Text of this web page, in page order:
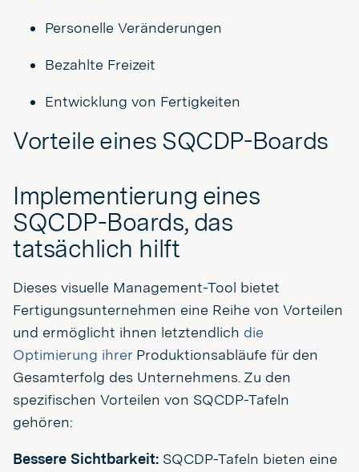
Personelle Veränderungen
Bezahlte Freizeit
Entwicklung von Fertigkeiten
Vorteile eines SQCDP-Boards
Implementierung eines
SQCDP-Boards, das
tatsächlich hilft
Dieses visuelle Management-Tool bietet
Fertigungsunternehmen eine Reihe von Vorteilen
und ermöglicht ihnen letztendlich die
Optimierung ihrer Produktionsabläufe für den
Gesamterfolg des Unternehmens. Zu den
spezifischen Vorteilen von SQCDP-Tafeln
gehören:
Bessere Sichtbarkeit: SQCDP-Tafeln bieten eine